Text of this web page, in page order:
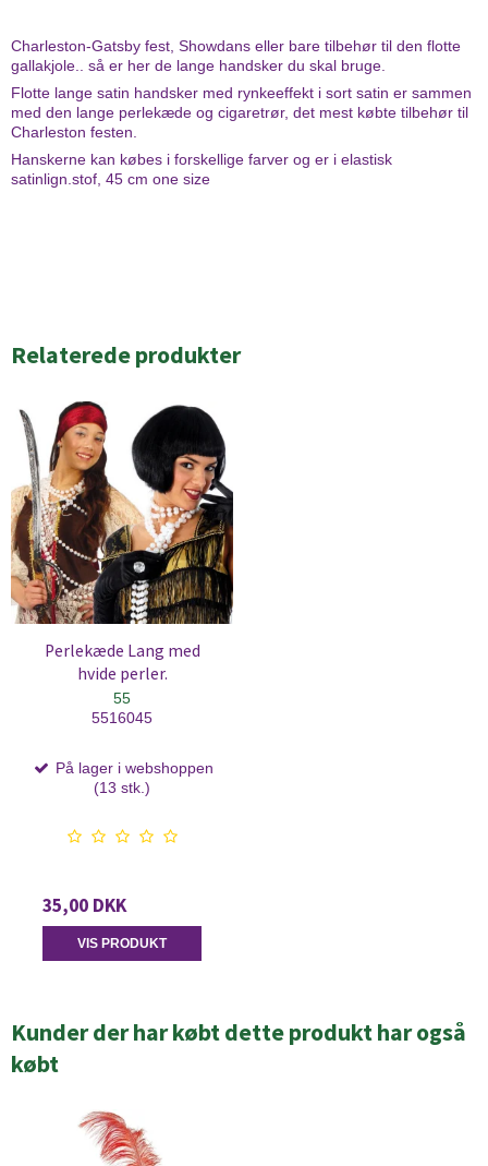
Charleston-Gatsby fest, Showdans eller bare tilbehør til den flotte
gallakjole.. så er her de lange handsker du skal bruge.
Flotte lange satin handsker med rynkeeffekt i sort satin er sammen
med den lange perlekæde og cigaretrør, det mest købte tilbehør til
Charleston festen.
Hanskerne kan købes i forskellige farver og er i elastisk
satinlign.stof, 45 cm one size
Relaterede produkter
Perlekæde Lang med
hvide perler.
55
5516045
På lager i webshoppen
(13 stk.)
35,00 DKK
VIS PRODUKT
Kunder der har købt dette produkt har også
købt